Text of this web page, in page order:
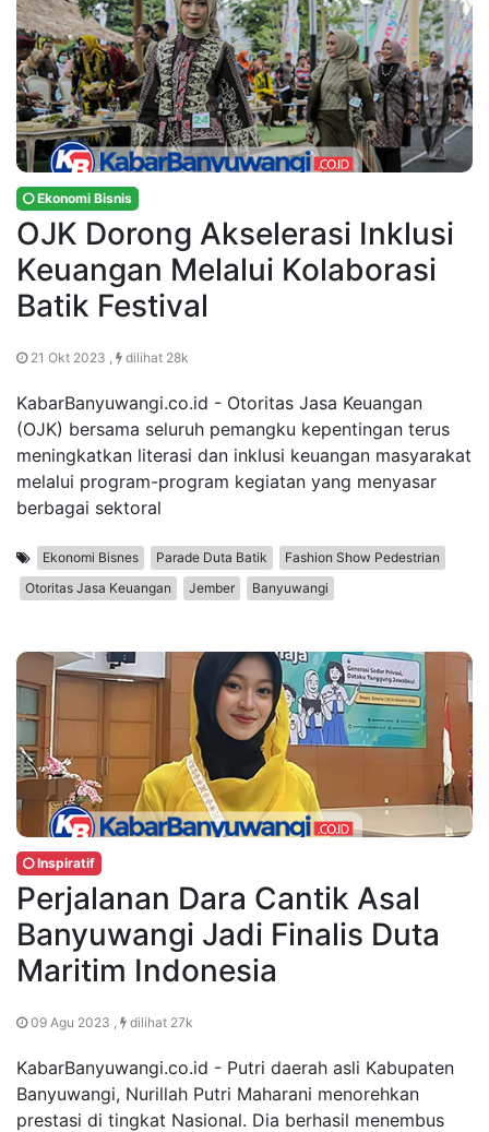
Ekonomi Bisnis
OJK Dorong Akselerasi Inklusi
Keuangan Melalui Kolaborasi
Batik Festival
21 Okt 2023 , dilihat 28k
KabarBanyuwangi.co.id - Otoritas Jasa Keuangan
(OJK) bersama seluruh pemangku kepentingan terus
meningkatkan literasi dan inklusi keuangan masyarakat
melalui program-program kegiatan yang menyasar
berbagai sektoral
Ekonomi Bisnes Parade Duta Batik
Fashion Show Pedestrian
Otoritas Jasa Keuangan
Jember Banyuwangi
Inspiratif
Perjalanan Dara Cantik Asal
Banyuwangi Jadi Finalis Duta
Maritim Indonesia
09 Agu 2023 , dilihat 27k
KabarBanyuwangi.co.id - Putri daerah asli Kabupaten
Banyuwangi, Nurillah Putri Maharani menorehkan
prestasi di tingkat Nasional. Dia berhasil menembus